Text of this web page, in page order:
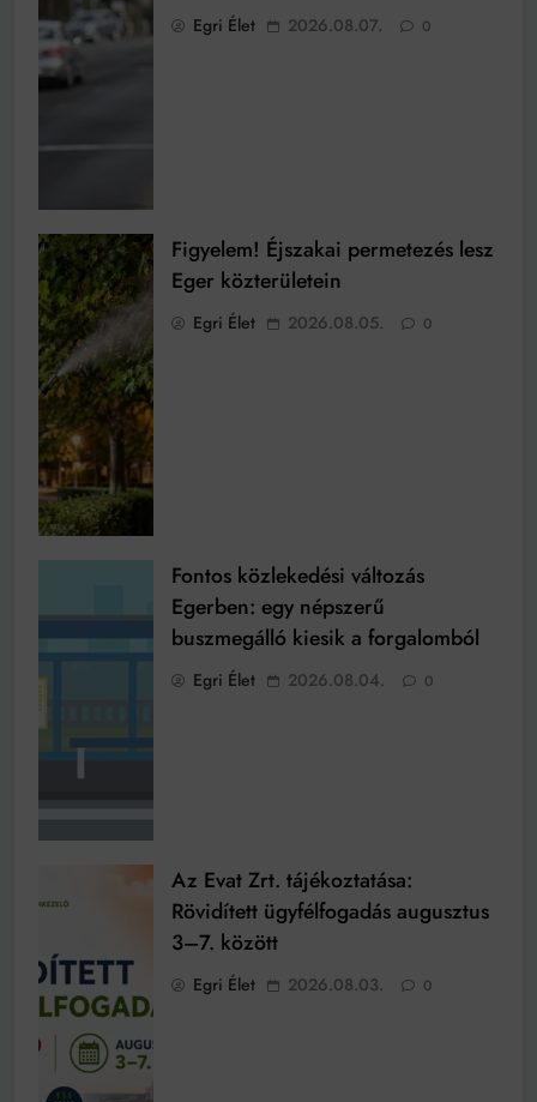
Egri Élet 2026.08.07. 0
Figyelem! Éjszakai permetezés lesz
Eger közterületein
Egri Élet 2026.08.05. 0
Fontos közlekedési változás
Egerben: egy népszerű
buszmegálló kiesik a forgalomból
Egri Élet 2026.08.04. 0
Az Evat Zrt. tájékoztatása:
Rövidített ügyfélfogadás augusztus
3–7. között
Egri Élet 2026.08.03. 0